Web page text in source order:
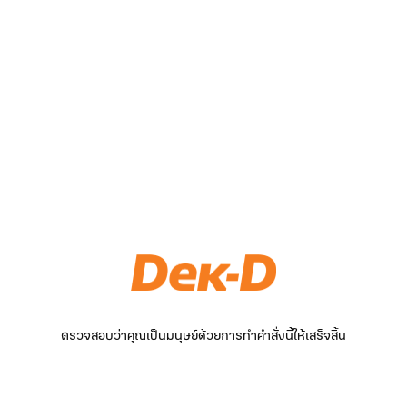
ตรวจสอบว่าคุณเป็นมนุษย์ด้วยการทำคำสั่งนี้ให้เสร็จสิ้น